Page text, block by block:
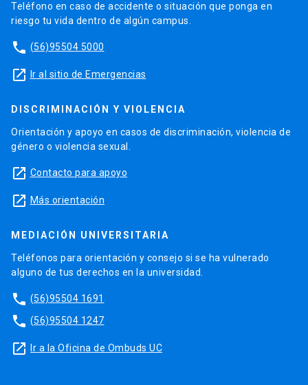
Teléfono en caso de accidente o situación que ponga en
riesgo tu vida dentro de algún campus.
phone (56)95504 5000
launch Ir al sitio de Emergencias
DISCRIMINACIÓN Y VIOLENCIA
Orientación y apoyo en casos de discriminación, violencia de
género o violencia sexual.
launch Contacto para apoyo
launch Más orientación
MEDIACIÓN UNIVERSITARIA
Teléfonos para orientación y consejo si se ha vulnerado
alguno de tus derechos en la universidad.
phone (56)95504 1691
phone (56)95504 1247
launch Ir a la Oficina de Ombuds UC